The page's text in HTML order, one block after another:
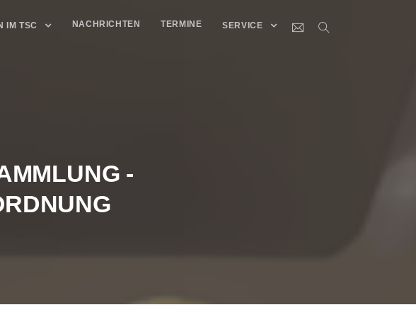
IM TSC NACHRICHTEN TERMINE SERVICE
-